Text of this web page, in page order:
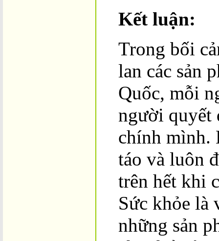
Kết luận:
Trong bối
lan các sản
Quốc, mỗi
người quyết
chính mình.
táo và luôn
trên hết khi
Sức khỏe là
những sản